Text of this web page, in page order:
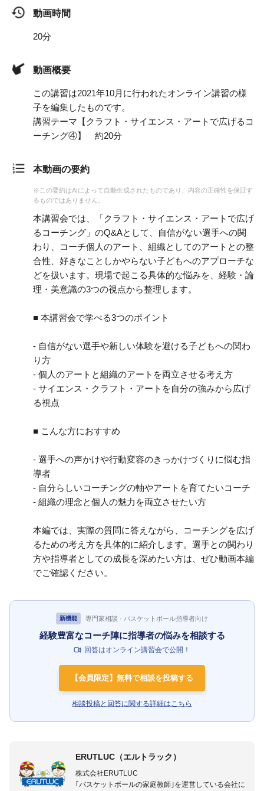
動画時間
20分
動画概要
この講習は2021年10月に行われたオンライン講習の様
子を編集したものです。
講習テーマ【クラフト・サイエンス・アートで広げるコ
ーチング④】 約20分
本動画の要約
※この要約はAIによって自動生成されたものであり、内容の正確性を保証す
るものではありません。
本講習会では、「クラフト・サイエンス・アートで広げ
るコーチング」のQ&Aとして、自信がない選手への関
わり、コーチ個人のアート、組織としてのアートとの整
合性、好きなことしかやらない子どもへのアプローチな
どを扱います。現場で起こる具体的な悩みを、経験・論
理・美意識の3つの視点から整理します。
■ 本講習会で学べる3つのポイント
- 自信がない選手や新しい体験を避ける子どもへの関わ
り方
- 個人のアートと組織のアートを両立させる考え方
- サイエンス・クラフト・アートを自分の強みから広げ
る視点
■ こんな方におすすめ
- 選手への声かけや行動変容のきっかけづくりに悩む指
導者
- 自分らしいコーチングの軸やアートを育てたいコーチ
- 組織の理念と個人の魅力を両立させたい方
本編では、実際の質問に答えながら、コーチングを広げ
るための考え方を具体的に紹介します。選手との関わり
方や指導者としての成長を深めたい方は、ぜひ動画本編
でご確認ください。
新機能 専門家相談 · バスケットボール指導者向け
経験豊富なコーチ陣に指導者の悩みを相談する
回答はオンライン講習会で公開！
【会員限定】無料で相談を投稿する
相談投稿と回答に関する詳細はこちら
ERUTLUC（エルトラック）
株式会社ERUTLUC
｢バスケットボールの家庭教師｣を運営している会社に